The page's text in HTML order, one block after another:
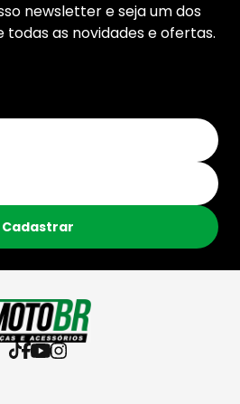
newsletter e seja um dos
todas as novidades e ofertas.
Cadastrar